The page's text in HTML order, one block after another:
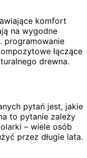
komfort
na wygodne
programowanie
łączące
drewna.
pytań jest, jakie
to pytanie zależy
– wiele osób
przez długie lata.